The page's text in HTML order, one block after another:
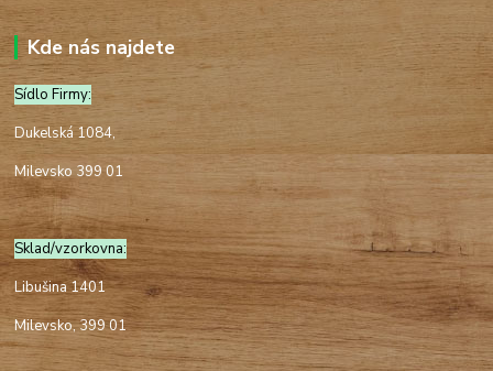
Kde nás najdete
Sídlo Firmy:
Dukelská 1084,
Milevsko 399 01
Sklad/vzorkovna:
Libušina 1401
Milevsko, 399 01